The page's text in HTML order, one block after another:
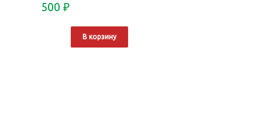
500 ₽
В корзину